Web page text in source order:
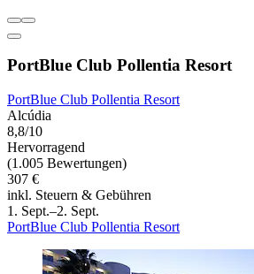
PortBlue Club Pollentia Resort
PortBlue Club Pollentia Resort
Alcúdia
8,8/10
Hervorragend
(1.005 Bewertungen)
307 €
inkl. Steuern & Gebühren
1. Sept.–2. Sept.
PortBlue Club Pollentia Resort